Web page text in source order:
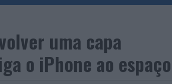
uma capa
o iPhone ao espaço